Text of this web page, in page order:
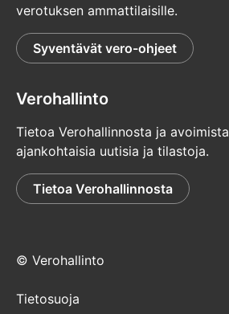
verotuksen ammattilaisille.
Syventävät vero-ohjeet
Verohallinto
Tietoa Verohallinnosta ja
ajankohtaisia uutisia ja tilastoja.
Tietoa Verohallinnosta
© Verohallinto
Tietosuoja